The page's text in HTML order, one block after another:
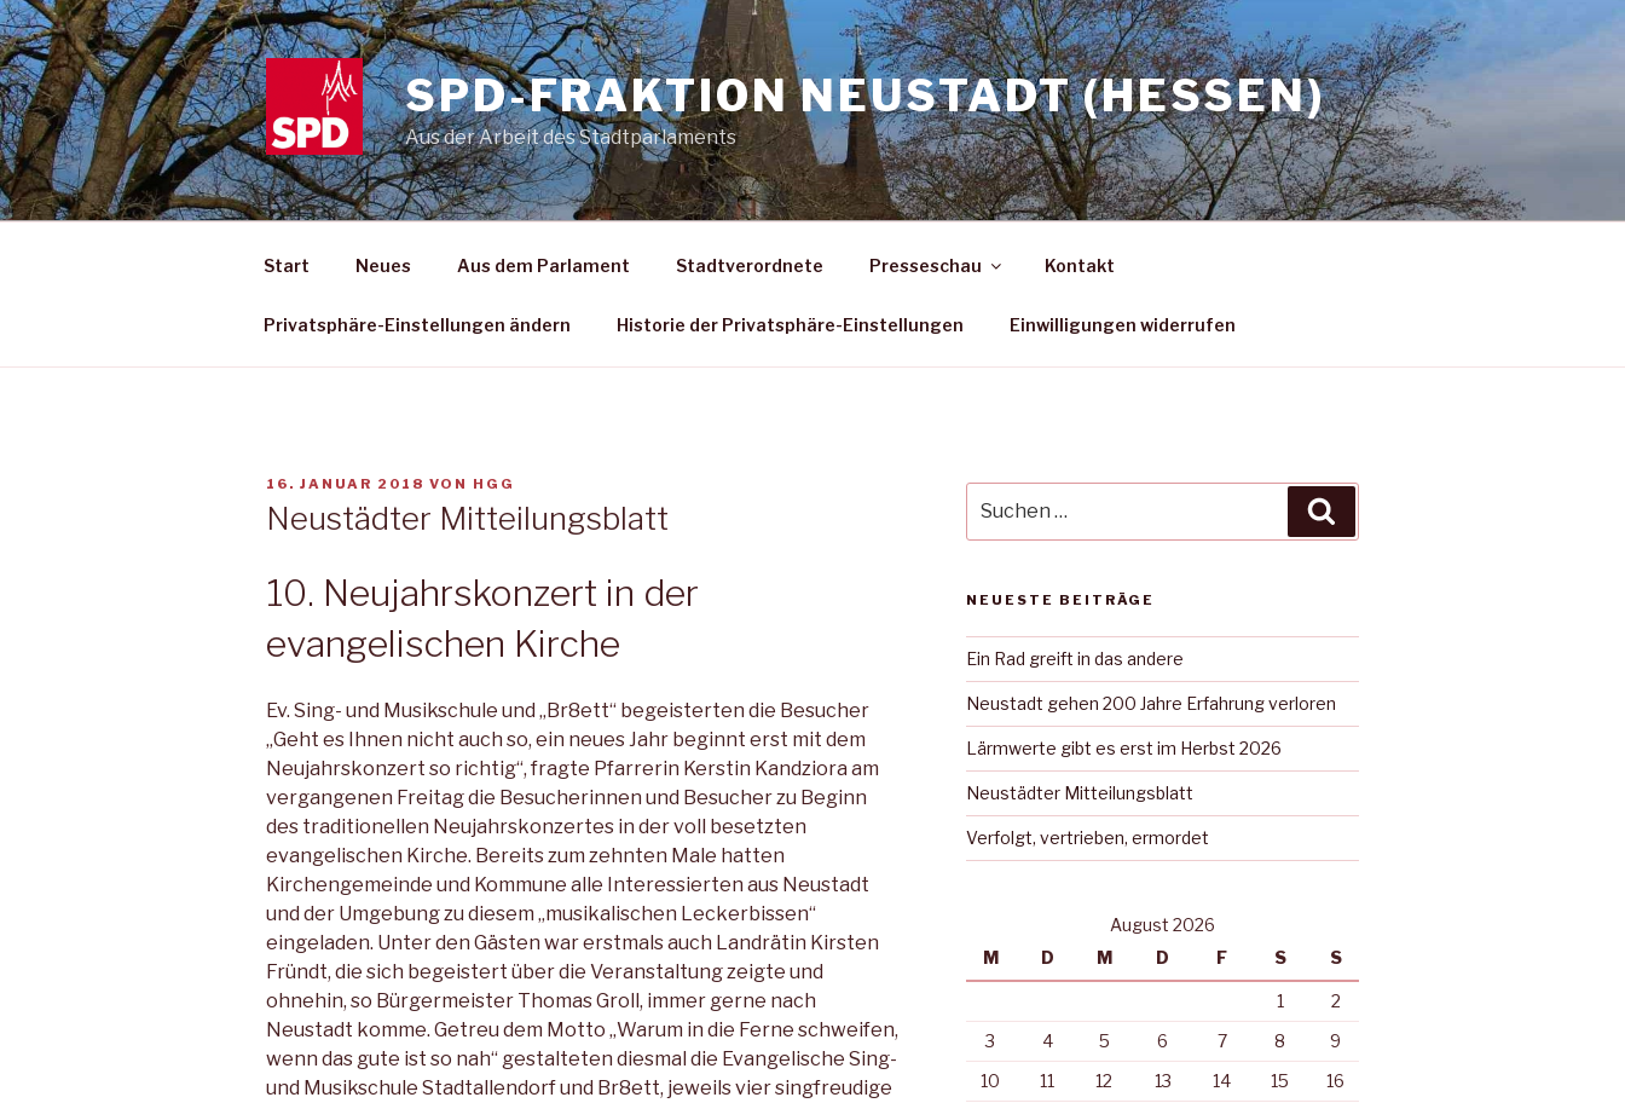
Zum
Inhalt
springen
SPD-FRAKTION NEUSTADT (HESSEN)
Aus der Arbeit des Stadtparlaments
Start Neues Aus dem Parlament Stadtverordnete Presseschau Kontakt
Privatsphäre-Einstellungen ändern Historie der Privatsphäre-Einstellungen Einwilligungen widerrufen
VERÖFFENTLICHT
16. JANUAR 2018 VON HGG
Neustädter Mitteilungsblatt
10. Neujahrskonzert in der
evangelischen Kirche
Ev. Sing- und Musikschule und „Br8ett“ begeisterten die Besucher
„Geht es Ihnen nicht auch so, ein neues Jahr beginnt erst mit dem
Neujahrskonzert so richtig“, fragte Pfarrerin Kerstin Kandziora am
vergangenen Freitag die Besucherinnen und Besucher zu Beginn
des traditionellen Neujahrskonzertes in der voll besetzten
evangelischen Kirche. Bereits zum zehnten Male hatten
Kirchengemeinde und Kommune alle Interessierten aus Neustadt
und der Umgebung zu diesem „musikalischen Leckerbissen“
eingeladen. Unter den Gästen war erstmals auch Landrätin Kirsten
Fründt, die sich begeistert über die Veranstaltung zeigte und
ohnehin, so Bürgermeister Thomas Groll, immer gerne nach
Neustadt komme. Getreu dem Motto „Warum in die Ferne schweifen,
wenn das gute ist so nah“ gestalteten diesmal die Evangelische Sing-
und Musikschule Stadtallendorf und Br8ett, jeweils vier singfreudige
nach:
NEUESTE BEITRÄGE
Ein Rad greift in das andere
Neustadt gehen 200 Jahre Erfahrung verloren
Lärmwerte gibt es erst im Herbst 2026
Neustädter Mitteilungsblatt
Verfolgt, vertrieben, ermordet
August 2026
M
D M D F S S
1
2
3
4 5 6 7 8
9
10
11 12 13 14 15
16